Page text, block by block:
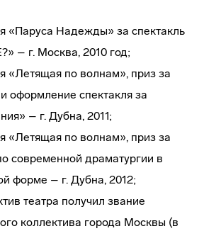
«Паруса Надежды» за спектакль
– г. Москва, 2010 год;
«Летящая по волнам», приз за
оформление спектакля за
– г. Дубна, 2011;
«Летящая по волнам», приз за
современной драматургии в
форме – г. Дубна, 2012;
театра получил звание
коллектива города Москвы (в